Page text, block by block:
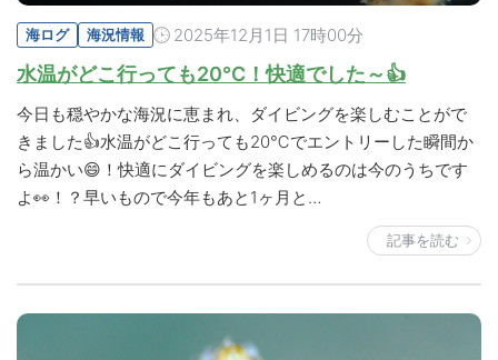
海ログ 海況情報 2025年12月1日 17時00分
水温がどこ行っても20℃！快適でした～👍
今日も穏やかな海況に恵まれ、ダイビングを楽しむことがで
きました👍水温がどこ行っても20℃でエントリーした瞬間か
ら温かい😄！快適にダイビングを楽しめるのは今のうちです
よ👀！？早いもので今年もあと1ヶ月と…
記事を読む